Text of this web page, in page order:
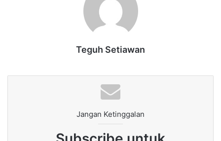
Teguh Setiawan
Jangan Ketinggalan